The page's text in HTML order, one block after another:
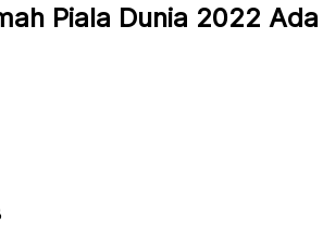
Piala Dunia 2022